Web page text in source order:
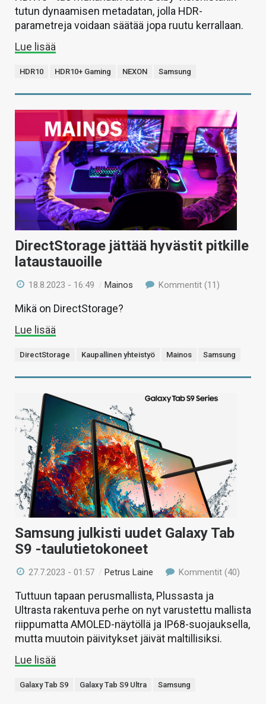
tutun dynaamisen metadatan, jolla HDR-
parametreja voidaan säätää jopa ruutu kerrallaan.
Lue lisää
HDR10 HDR10+ Gaming NEXON Samsung
DirectStorage jättää hyvästit pitkille
lataustauoille
18.8.2023 - 16:49 /Mainos Kommentit (11)
Mikä on DirectStorage?
Lue lisää
DirectStorage Kaupallinen yhteistyö Mainos Samsung
Samsung julkisti uudet Galaxy Tab
S9 -taulutietokoneet
27.7.2023 - 01:57 / Petrus Laine Kommentit (40)
Tuttuun tapaan perusmallista, Plussasta ja
Ultrasta rakentuva perhe on nyt varustettu mallista
riippumatta AMOLED-näytöllä ja IP68-suojauksella,
mutta muutoin päivitykset jäivät maltillisiksi.
Lue lisää
Galaxy Tab S9 Galaxy Tab S9 Ultra Samsung